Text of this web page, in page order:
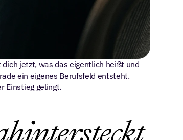
jetzt, was das eigentlich heißt und
ein eigenes Berufsfeld entsteht.
Einstieg gelingt.